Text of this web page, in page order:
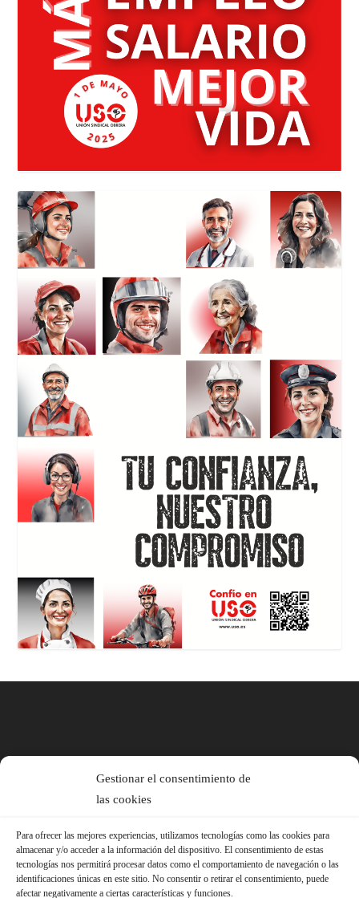
Gestionar el consentimiento de
las cookies
Para ofrecer las mejores experiencias, utilizamos tecnologías como las cookies para
almacenar y/o acceder a la información del dispositivo. El consentimiento de estas
tecnologías nos permitirá procesar datos como el comportamiento de navegación o las
identificaciones únicas en este sitio. No consentir o retirar el consentimiento, puede
afectar negativamente a ciertas características y funciones.